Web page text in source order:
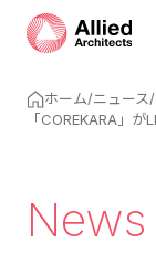
ホーム/ニュース/
「COREKARA」
News